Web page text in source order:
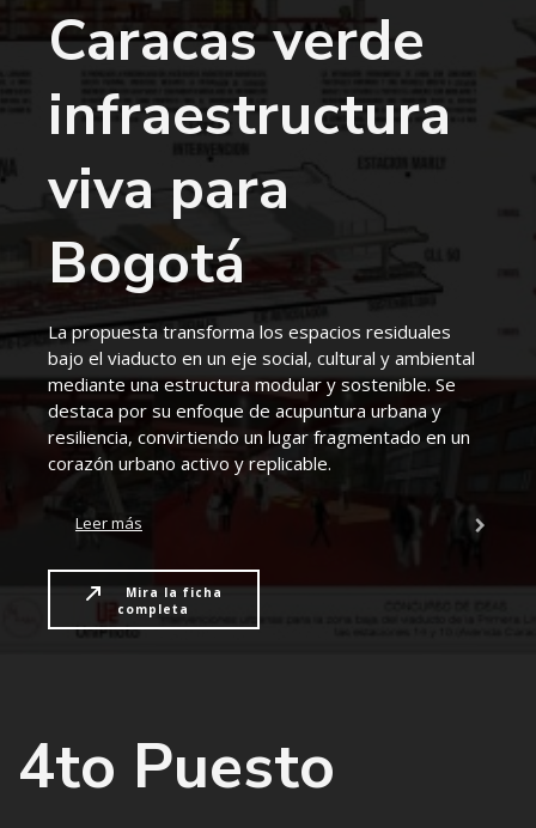
Caracas verde
infraestructura
viva para
Bogotá
La propuesta transforma los espacios residuales
bajo el viaducto en un eje social, cultural y ambiental
mediante una estructura modular y sostenible. Se
destaca por su enfoque de acupuntura urbana y
resiliencia, convirtiendo un lugar fragmentado en un
corazón urbano activo y replicable.
Leer más
Mira la ficha
completa
4to Puesto